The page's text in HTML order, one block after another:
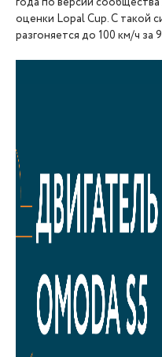
оценки Lopal Cup. С такой
разгоняется до 100 км/ч за